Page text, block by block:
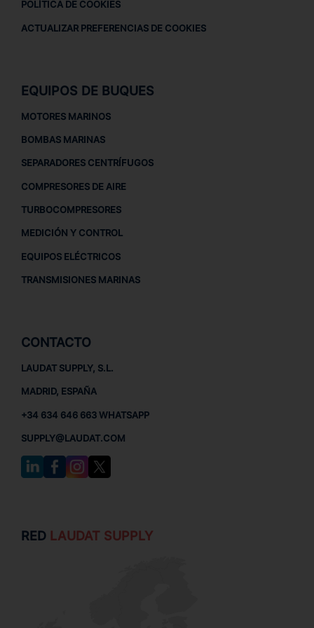
POLÍTICA DE COOKIES
ACTUALIZAR PREFERENCIAS DE COOKIES
EQUIPOS DE BUQUES
MOTORES MARINOS
BOMBAS MARINAS
SEPARADORES CENTRÍFUGOS
COMPRESORES DE AIRE
TURBOCOMPRESORES
MEDICIÓN Y CONTROL
EQUIPOS ELÉCTRICOS
TRANSMISIONES MARINAS
CONTACTO
LAUDAT SUPPLY, S.L.
MADRID, ESPAÑA
+34 634 646 663 WHATSAPP
SUPPLY@LAUDAT.COM
RED LAUDAT SUPPLY